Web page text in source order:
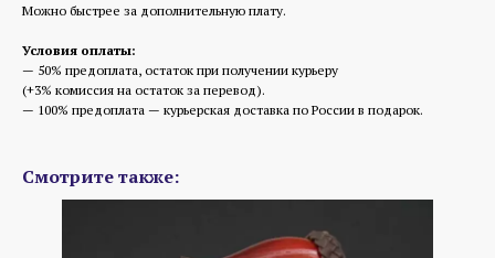
Можно быстрее за дополнительную плату.
Условия оплаты:
— 50% предоплата, остаток при получении курьеру
(+3% комиссия на остаток за перевод).
— 100% предоплата — курьерская доставка по России в подарок.
Смотрите также: